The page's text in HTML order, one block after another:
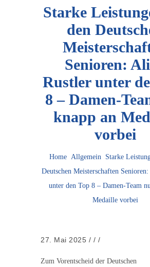
Starke
den
Senioren:
Rustler unter
8 – Damen-
knapp an
vorbei
Home Allgemein Starke
Deutschen Meisterschaften
unter den Top 8 – Damen-Team
Medaille vorbei
27. Mai 2025 / / /
Zum Vorentscheid der Deutschen